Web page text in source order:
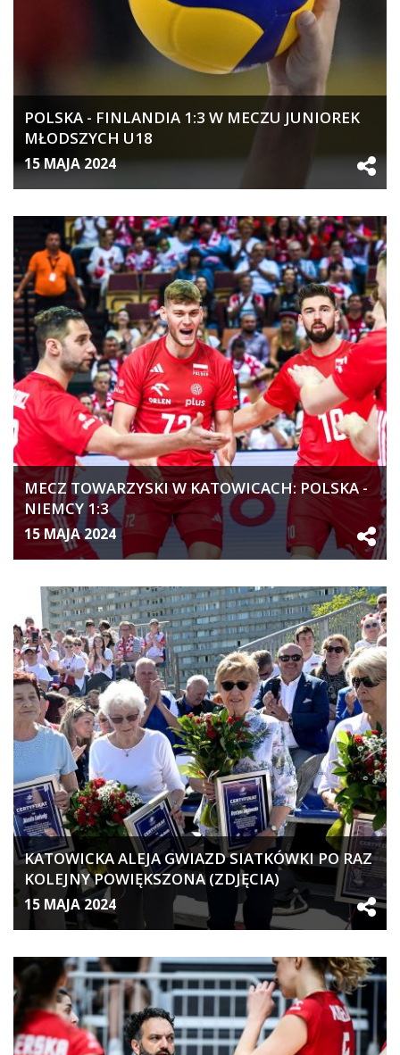
POLSKA - FINLANDIA 1:3 W MECZU JUNIOREK
MŁODSZYCH U18
15 MAJA 2024
MECZ TOWARZYSKI W KATOWICACH: POLSKA -
NIEMCY 1:3
15 MAJA 2024
KATOWICKA ALEJA GWIAZD SIATKÓWKI PO RAZ
KOLEJNY POWIĘKSZONA (ZDJĘCIA)
15 MAJA 2024